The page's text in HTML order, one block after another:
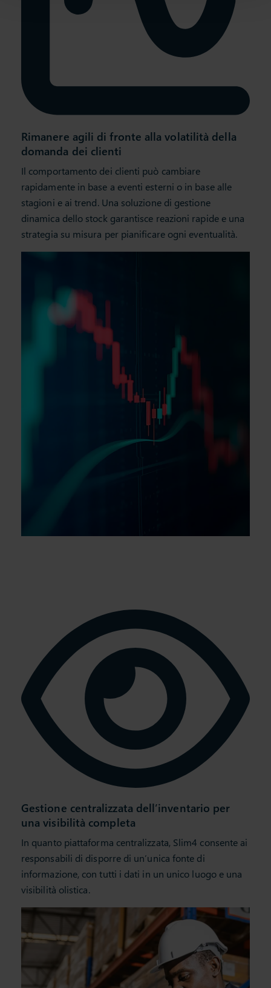
Rimanere agili di fronte alla volatilità della
domanda dei clienti
Il comportamento dei clienti può cambiare
rapidamente in base a eventi esterni o in base alle
stagioni e ai trend. Una soluzione di gestione
dinamica dello stock garantisce reazioni rapide e una
strategia su misura per pianificare ogni eventualità.
Gestione centralizzata dell’inventario per
una visibilità completa
In quanto piattaforma centralizzata, Slim4 consente ai
responsabili di disporre di un’unica fonte di
informazione, con tutti i dati in un unico luogo e una
visibilità olistica.